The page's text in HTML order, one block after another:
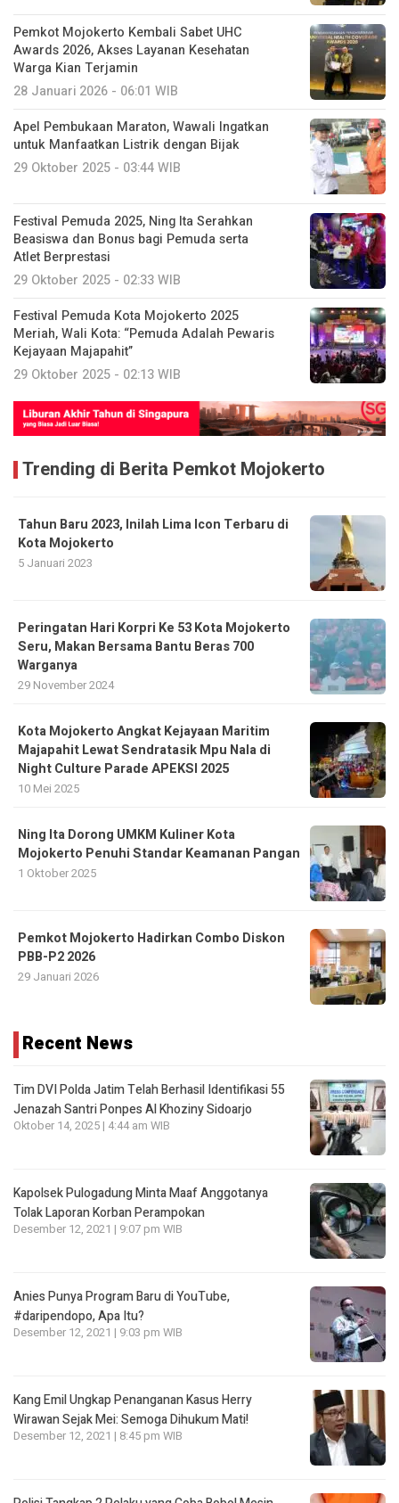
Pemkot Mojokerto Kembali Sabet UHC
Awards 2026, Akses Layanan Kesehatan
Warga Kian Terjamin
28 Januari 2026 - 06:01 WIB
Apel Pembukaan Maraton, Wawali Ingatkan
untuk Manfaatkan Listrik dengan Bijak
29 Oktober 2025 - 03:44 WIB
Festival Pemuda 2025, Ning Ita Serahkan
Beasiswa dan Bonus bagi Pemuda serta
Atlet Berprestasi
29 Oktober 2025 - 02:33 WIB
Festival Pemuda Kota Mojokerto 2025
Meriah, Wali Kota: “Pemuda Adalah Pewaris
Kejayaan Majapahit”
29 Oktober 2025 - 02:13 WIB
Trending di Berita Pemkot Mojokerto
Tahun Baru 2023, Inilah Lima Icon Terbaru di
Kota Mojokerto
5 Januari 2023
Peringatan Hari Korpri Ke 53 Kota Mojokerto
Seru, Makan Bersama Bantu Beras 700
Warganya
29 November 2024
Kota Mojokerto Angkat Kejayaan Maritim
Majapahit Lewat Sendratasik Mpu Nala di
Night Culture Parade APEKSI 2025
10 Mei 2025
Ning Ita Dorong UMKM Kuliner Kota
Mojokerto Penuhi Standar Keamanan Pangan
1 Oktober 2025
Pemkot Mojokerto Hadirkan Combo Diskon
PBB-P2 2026
29 Januari 2026
Recent News
Tim DVI Polda Jatim Telah Berhasil Identifikasi 55
Jenazah Santri Ponpes Al Khoziny Sidoarjo
Oktober 14, 2025 | 4:44 am WIB
Kapolsek Pulogadung Minta Maaf Anggotanya
Tolak Laporan Korban Perampokan
Desember 12, 2021 | 9:07 pm WIB
Anies Punya Program Baru di YouTube,
#daripendopo, Apa Itu?
Desember 12, 2021 | 9:03 pm WIB
Kang Emil Ungkap Penanganan Kasus Herry
Wirawan Sejak Mei: Semoga Dihukum Mati!
Desember 12, 2021 | 8:45 pm WIB